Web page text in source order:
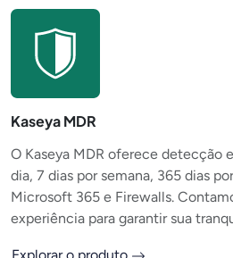
Kaseya MDR
O Kaseya MDR oferece detecção
dia, 7 dias por semana, 365 dias
Microsoft 365 e Firewalls.
experiência para garantir sua